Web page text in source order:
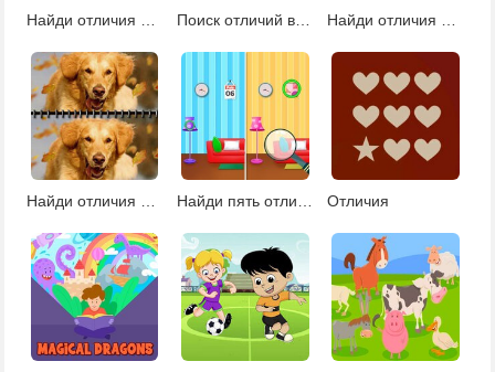
Найди отличия в рождественском городе Поиск отличий в гараже Найди отличия в парке
Отличия